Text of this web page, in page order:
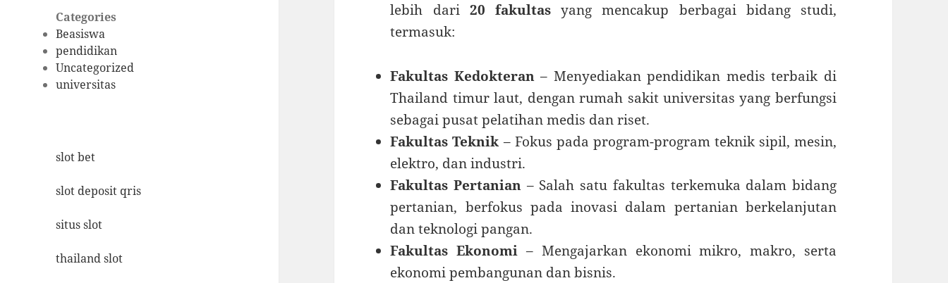
Categories
Beasiswa
pendidikan
Uncategorized
universitas
slot bet
slot deposit qris
situs slot
thailand slot
lebih dari 20 fakultasyang mencakup berbagai bidang studi,
termasuk:
Fakultas Kedokteran– Menyediakan pendidikan medis terbaik di
Thailand timur laut, dengan rumah sakit universitas yang berfungsi
sebagai pusat pelatihan medis dan riset.
Fakultas Teknik – Fokus pada program-program teknik sipil, mesin,
elektro, dan industri.
Fakultas Pertanian – Salah satu fakultas terkemuka dalam bidang
pertanian, berfokus pada inovasi dalam pertanian berkelanjutan
dan teknologi pangan.
Fakultas Ekonomi – Mengajarkan ekonomi mikro, makro, serta
ekonomi pembangunan dan bisnis.